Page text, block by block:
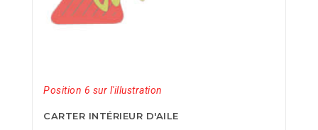
Position 6 sur l'illustration
CARTER INTÉRIEUR D'AILE